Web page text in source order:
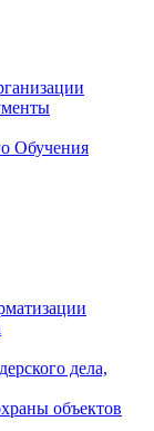
Обучения
дела,
объектов